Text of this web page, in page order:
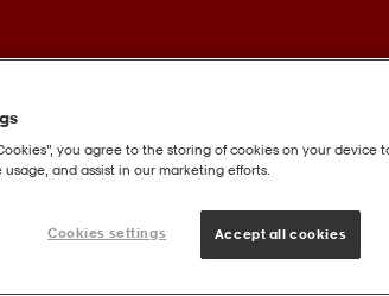
you agree to the storing of cookies on your device
and assist in our marketing efforts.
Cookies settings Accept all cookies